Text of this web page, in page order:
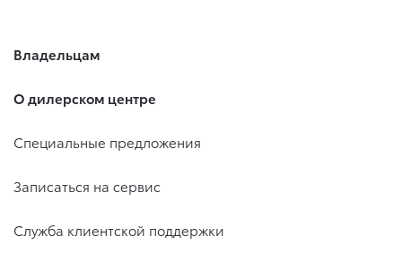
Владельцам
О дилерском центре
Специальные предложения
Записаться на сервис
Служба клиентской поддержки